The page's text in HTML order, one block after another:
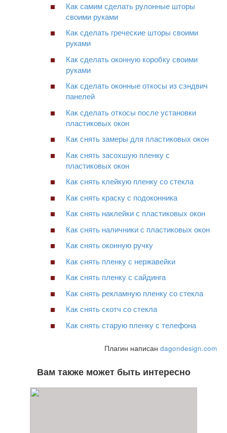
Как самим сделать рулонные шторы
своими руками
Как сделать греческие шторы своими
руками
Как сделать оконную коробку своими
руками
Как сделать оконные откосы из сэндвич
панелей
Как сделать откосы после установки
пластиковых окон
Как снять замеры для пластиковых окон
Как снять засохшую пленку с
пластиковых окон
Как снять клейкую пленку со стекла
Как снять краску с подоконника
Как снять наклейки с пластиковых окон
Как снять наличники с пластиковых окон
Как снять оконную ручку
Как снять пленку с нержавейки
Как снять пленку с сайдинга
Как снять рекламную пленку со стекла
Как снять скотч со стекла
Как снять старую пленку с телефона
Плагин написан dagondesign.com
Вам также может быть интересно